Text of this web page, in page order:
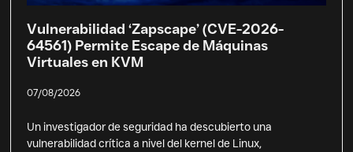
Vulnerabilidad ‘Zapscape’ (CVE-2026-
64561) Permite Escape de Máquinas
Virtuales en KVM
07/08/2026
Un investigador de seguridad ha descubierto una
vulnerabilidad crítica a nivel del kernel de Linux,